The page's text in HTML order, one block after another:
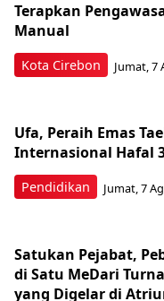
Kota Cirebon
Terapkan
Manual
Jumat, 7
Pendidikan
Ufa, Peraih Emas
Internasional Hafal
Jumat, 7
Satukan Pejabat,
di Satu MeDari
yang Digelar di